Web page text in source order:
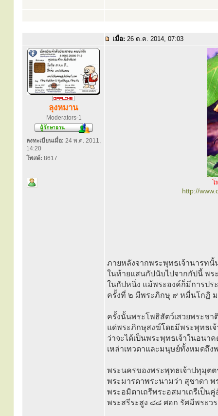
เมื่อ: 26 ต.ค. 2014, 07:03
ลุงหมาน
Moderators-1
ลงทะเบียนเมื่อ: 24 พ.ค. 2011,
14:20
โพสต์: 8617
โ
http://
ภายหลังจากพระพุทธเจ้านารทนั้
ในท้ายแสนกัปนับไปจากกัปนี้ พร
ในกัปหนึ่ง แม้พระองค์ก็มีการป
ครั้งที่ ๒ มีพระภิกษุ ๙ หมื่นโกฏิ
ครั้งนั้นพระโพธิสัตว์เสวยพระช
แด่พระภิกษุสงฆ์โดยมีพระพุทธเ
ว่าจะได้เป็นพระพุทธเจ้าในอนา
เหล่าเทวดาและมนุษย์ทั้งหมดถึง
พระนครของพระพุทธเจ้าปทุมุต
พระมารดาพระนามว่า สุชาดา
พระอมิตาเถรีพระอสมาเถรีเป็
พระสรีระสูง ๘๘ ศอก รัศมีพระว